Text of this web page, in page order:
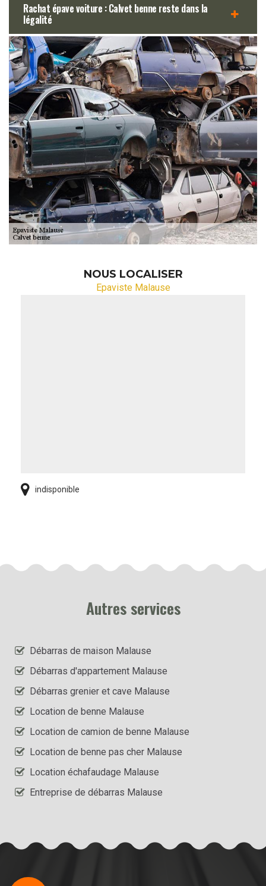
Rachat épave voiture : Calvet benne reste dans la
légalité
NOUS LOCALISER
Epaviste Malause
indisponible
Autres services
Débarras de maison Malause
Débarras d'appartement Malause
Débarras grenier et cave Malause
Location de benne Malause
Location de camion de benne Malause
Location de benne pas cher Malause
Location échafaudage Malause
Entreprise de débarras Malause